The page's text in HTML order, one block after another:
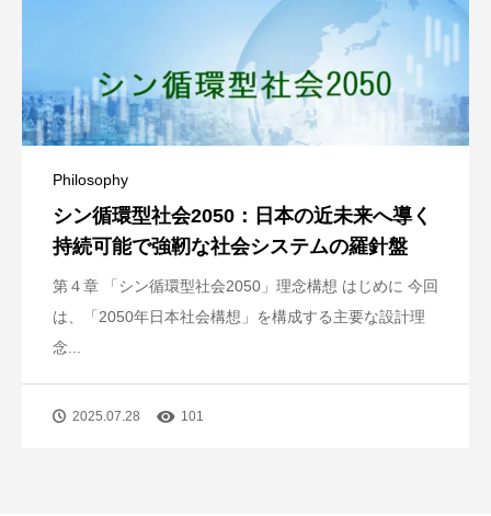
Philosophy
シン循環型社会2050：日本の近未来へ導く
持続可能で強靭な社会システムの羅針盤
第４章 「シン循環型社会2050」理念構想 はじめに 今回
は、「2050年日本社会構想」を構成する主要な設計理
念...
2025.07.28 101